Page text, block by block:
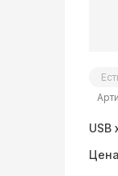
USB